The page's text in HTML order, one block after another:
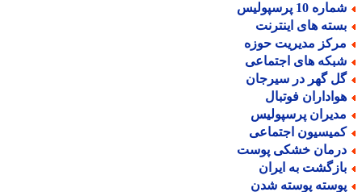
10 پرسپولیس
های اینترنت
مدیریت حوزه
های اجتماعی
گهر در سیرجان
فوتبال
پرسپولیس
اجتماعی
خشکی پوست
به ایران
پوسته شدن